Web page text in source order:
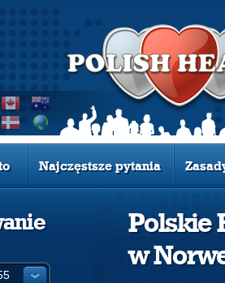
Najczęstsze pytania
Polskie
w